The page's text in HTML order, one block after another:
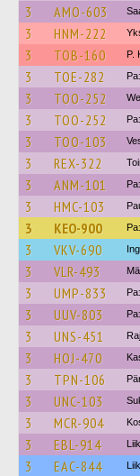
3 AMO-603
3 HNM-222
3 TOB-160 P.
3 TOE-282
3 TOO-252
3 TOO-252
3 TOO-103
3 REX-322
3 ANM-101
3 HMC-103
3 KEO-900
3 VKV-690
3 VLR-493
3 UMP-833
3 UUV-803
3 UNS-451
3 HOJ-470
3 TPN-106
3 UNC-103
3 MCR-904
3 EBL-914
3 EAC-844